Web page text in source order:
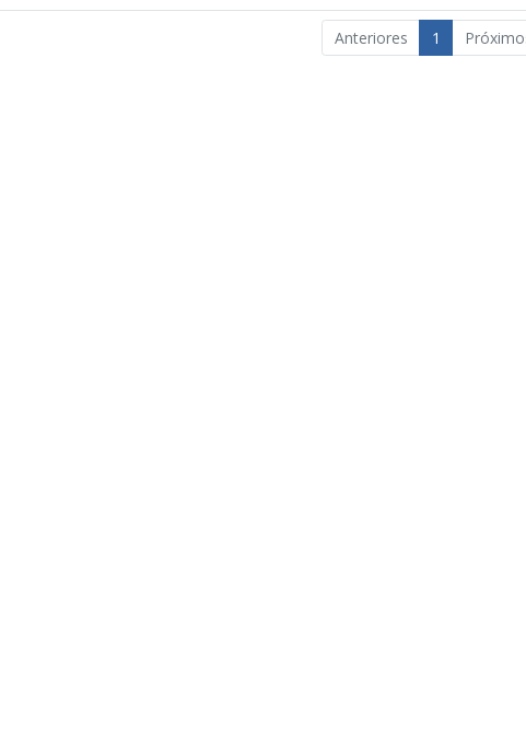
Anteriores 1